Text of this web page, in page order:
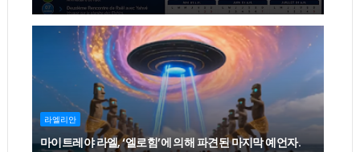
라엘리안
마이트레야 라엘, ‘엘로힘’에 의해 파견된 마지막 예언자.